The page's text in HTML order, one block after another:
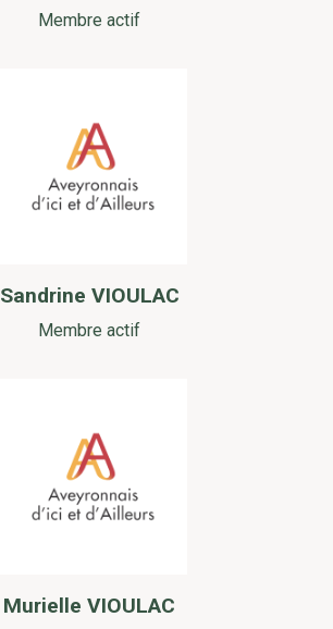
Membre actif
Sandrine VIOULAC
Membre actif
Murielle VIOULAC